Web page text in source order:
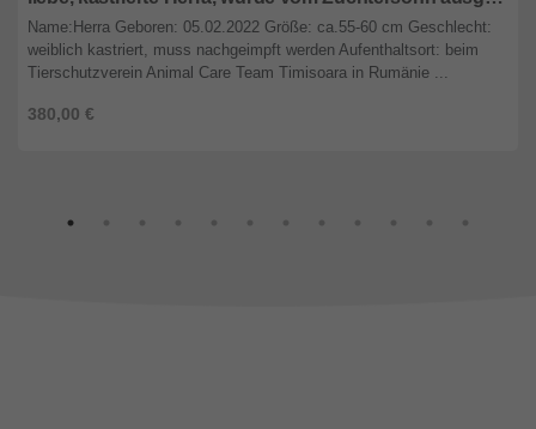
380,00 €
Name:Herra Geboren: 05.02.2022 Größe: ca.55-60 cm Geschlecht:
weiblich kastriert, muss nachgeimpft werden Aufenthaltsort: beim
Tierschutzverein Animal Care Team Timisoara in Rumänie ...